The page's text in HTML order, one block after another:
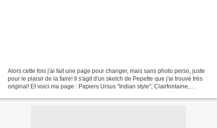
Alors cette fois j'ai fait une page pour changer, mais sans photo perso, juste
pour le plaisir de la faire! Il s'agit d'un sketch de Pepette que j'ai trouvé très
original! Et voici ma page : Papiers Ursus "Indian style", Clairfontaine,